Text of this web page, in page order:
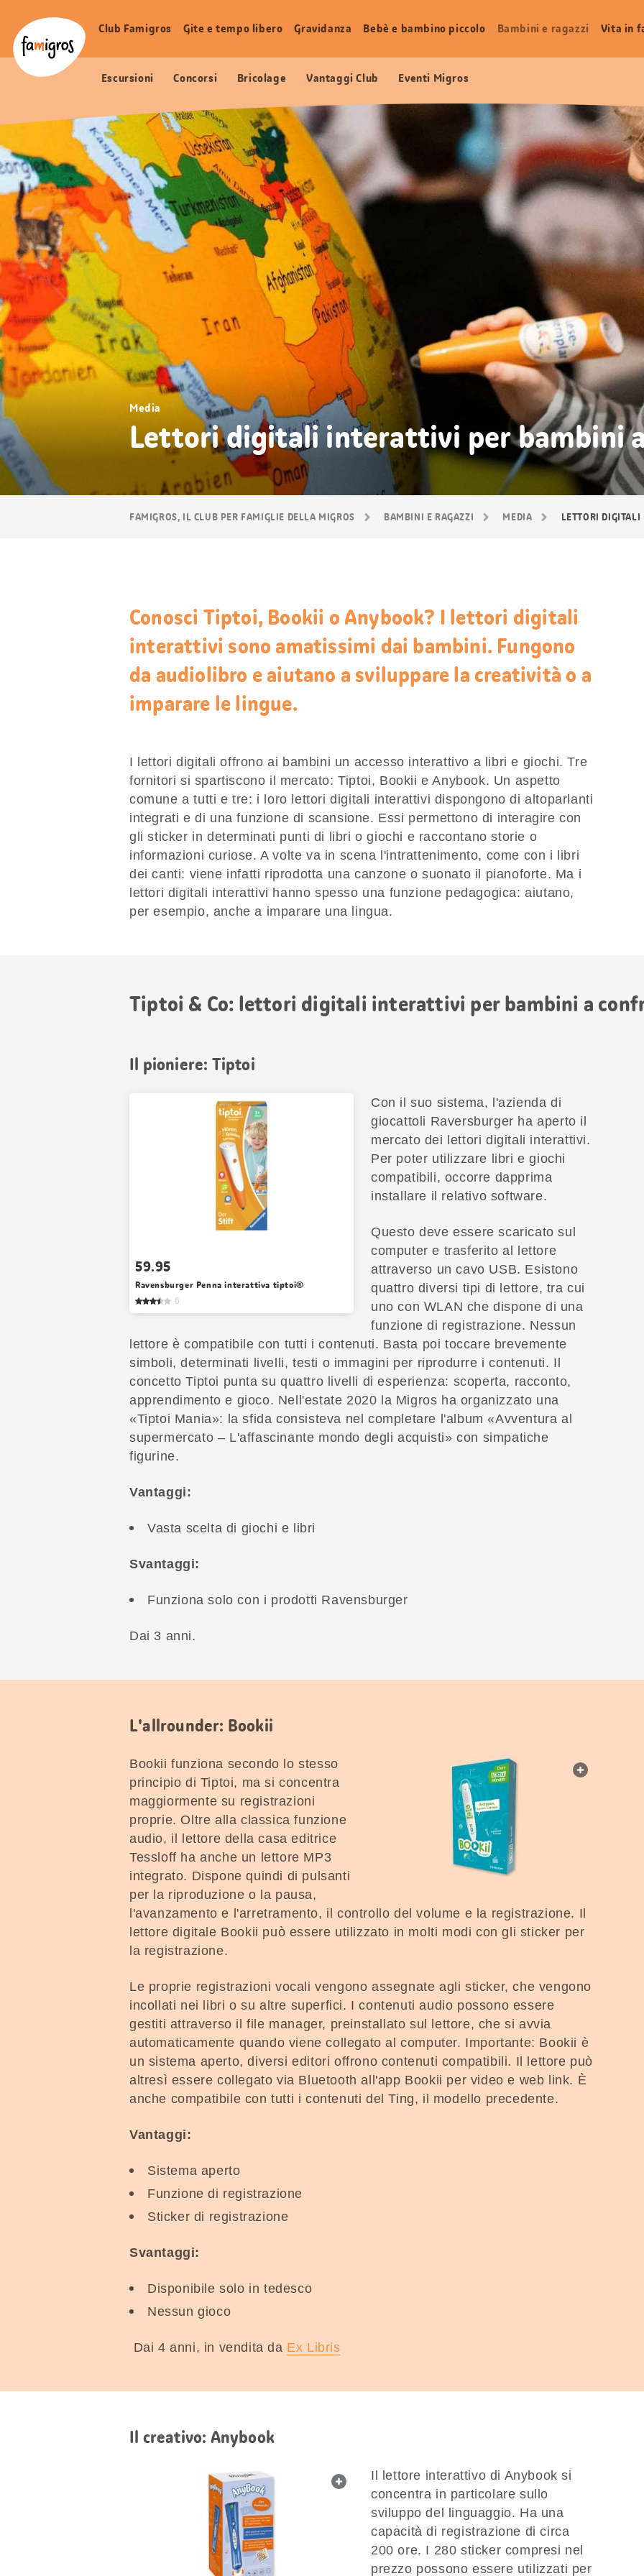
segnalibri
Logo
Navigazione
Club Famigros Gite e tempo libero Gravidanza Bebè e bambino piccolo Bambini e ragazzi Vita in
Escursioni Concorsi Bricolage Vantaggi Club Eventi Migros
FAMIGROS, IL CLUB PER FAMIGLIE DELLA MIGROS BAMBINI E RAGAZZI MEDIA LETTORI
Media
Lettori digitali interattivi per bambini
Conosci Tiptoi, Bookii o Anybook? I lettori digitali
interattivi sono amatissimi dai bambini. Fungono
da audiolibro e aiutano a sviluppare la creatività o a
imparare le lingue.
I lettori digitali offrono ai bambini un accesso interattivo a libri e giochi. Tre
fornitori si spartiscono il mercato: Tiptoi, Bookii e Anybook. Un aspetto
comune a tutti e tre: i loro lettori digitali interattivi dispongono di altoparlanti
integrati e di una funzione di scansione. Essi permettono di interagire con
gli sticker in determinati punti di libri o giochi e raccontano storie o
informazioni curiose. A volte va in scena l'intrattenimento, come con i libri
dei canti: viene infatti riprodotta una canzone o suonato il pianoforte. Ma i
lettori digitali interattivi hanno spesso una funzione pedagogica: aiutano,
per esempio, anche a imparare una lingua.
Tiptoi & Co: lettori digitali interattivi per bambini a
Il pioniere: Tiptoi
59.95
Ravensburger Penna interattiva tiptoi®
6
Con il suo sistema, l'azienda di
giocattoli Raversburger ha aperto il
mercato dei lettori digitali interattivi.
Per poter utilizzare libri e giochi
compatibili, occorre dapprima
installare il relativo software.
Questo deve essere scaricato sul
computer e trasferito al lettore
attraverso un cavo USB. Esistono
quattro diversi tipi di lettore, tra cui
uno con WLAN che dispone di una
funzione di registrazione. Nessun
lettore è compatibile con tutti i contenuti. Basta poi toccare brevemente
simboli, determinati livelli, testi o immagini per riprodurre i contenuti. Il
concetto Tiptoi punta su quattro livelli di esperienza: scoperta, racconto,
apprendimento e gioco. Nell'estate 2020 la Migros ha organizzato una
«Tiptoi Mania»: la sfida consisteva nel completare l'album «Avventura al
supermercato – L'affascinante mondo degli acquisti» con simpatiche
figurine.
Vantaggi:
Vasta scelta di giochi e libri
Svantaggi:
Funziona solo con i prodotti Ravensburger
Dai 3 anni.
L'allrounder: Bookii
Bookii funziona secondo lo stesso
principio di Tiptoi, ma si concentra
maggiormente su registrazioni
proprie. Oltre alla classica funzione
audio, il lettore della casa editrice
Tessloff ha anche un lettore MP3
integrato. Dispone quindi di pulsanti
per la riproduzione o la pausa,
l'avanzamento e l'arretramento, il controllo del volume e la registrazione. Il
lettore digitale Bookii può essere utilizzato in molti modi con gli sticker per
la registrazione.
Le proprie registrazioni vocali vengono assegnate agli sticker, che vengono
incollati nei libri o su altre superfici. I contenuti audio possono essere
gestiti attraverso il file manager, preinstallato sul lettore, che si avvia
automaticamente quando viene collegato al computer. Importante: Bookii è
un sistema aperto, diversi editori offrono contenuti compatibili. Il lettore può
altresì essere collegato via Bluetooth all'app Bookii per video e web link. È
anche compatibile con tutti i contenuti del Ting, il modello precedente.
Vantaggi:
Sistema aperto
Funzione di registrazione
Sticker di registrazione
Svantaggi:
Disponibile solo in tedesco
Nessun gioco
Dai 4 anni, in vendita da Ex Libris
Il creativo: Anybook
web.lightbox.openLink
Il lettore interattivo di Anybook si
concentra in particolare sullo
sviluppo del linguaggio. Ha una
capacità di registrazione di circa
200 ore. I 280 sticker compresi nel
prezzo possono essere utilizzati per